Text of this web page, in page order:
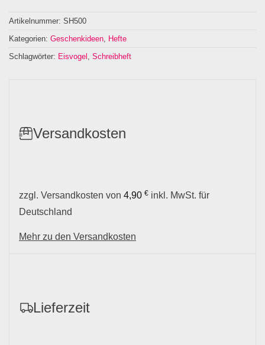
Artikelnummer: SH500
Kategorien: Geschenkideen, Hefte
Schlagwörter: Eisvogel , Schreibheft
Versandkosten
zzgl. Versandkosten von 4,90 € inkl. MwSt. für
Deutschland
Mehr zu den Versandkosten
Lieferzeit